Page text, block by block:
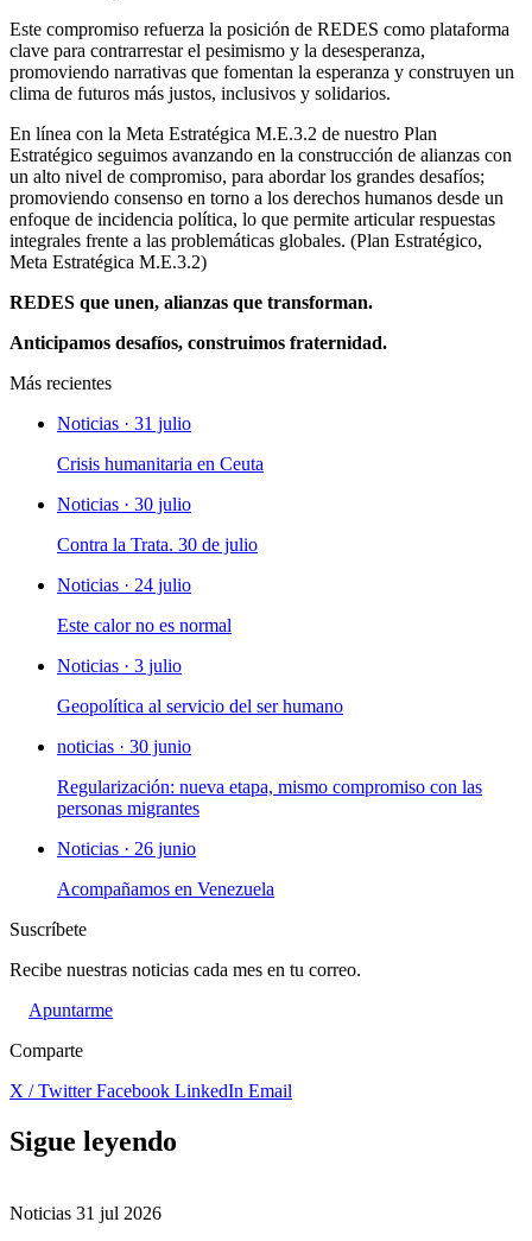
Este compromiso refuerza la posición de REDES como plataforma
clave para contrarrestar el pesimismo y la desesperanza,
promoviendo narrativas que fomentan la esperanza y construyen un
clima de futuros más justos, inclusivos y solidarios.
En línea con la Meta Estratégica M.E.3.2 de nuestro Plan
Estratégico seguimos avanzando en la construcción de alianzas con
un alto nivel de compromiso, para abordar los grandes desafíos;
promoviendo consenso en torno a los derechos humanos desde un
enfoque de incidencia política, lo que permite articular respuestas
integrales frente a las problemáticas globales. (Plan Estratégico,
Meta Estratégica M.E.3.2)
REDES que unen, alianzas que transforman.
Anticipamos desafíos, construimos fraternidad.
Más recientes
Noticias · 31 julio
Crisis humanitaria en Ceuta
Noticias · 30 julio
Contra la Trata. 30 de julio
Noticias · 24 julio
Este calor no es normal
Noticias · 3 julio
Geopolítica al servicio del ser humano
noticias · 30 junio
Regularización: nueva etapa, mismo compromiso con las
personas migrantes
Noticias · 26 junio
Acompañamos en Venezuela
Suscríbete
Recibe nuestras noticias cada mes en tu correo.
Apuntarme
Comparte
X / TwitterFacebook LinkedIn Email
Sigue leyendo
Noticias 31 jul 2026